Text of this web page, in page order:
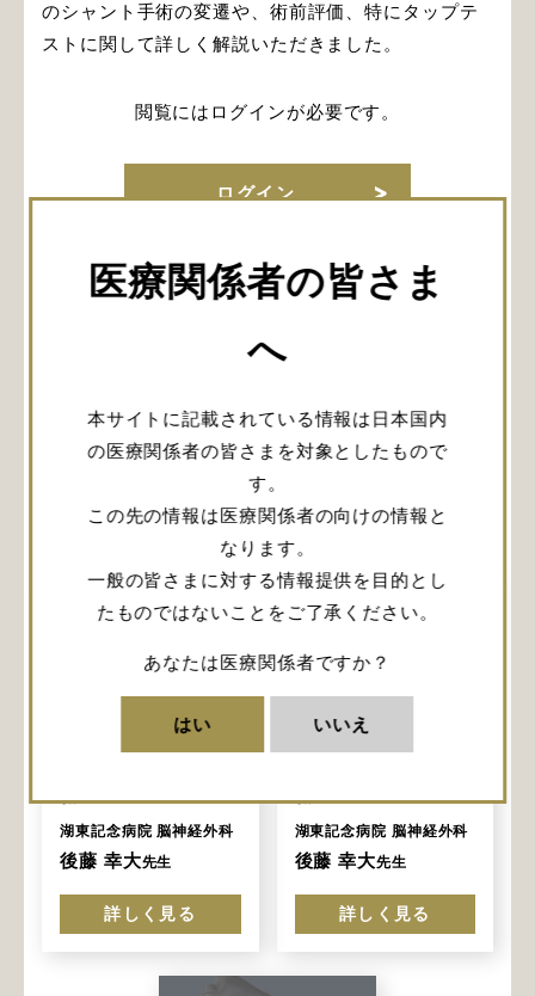
医療関係者の皆さま
へ
本サイトに記載されている情報は日本国内
の医療関係者の皆さまを対象としたもので
す。
この先の情報は医療関係者の向けの情報と
なります。
一般の皆さまに対する情報提供を目的とし
たものではないことをご了承ください。
あなたは医療関係者ですか？
はい いいえ
のシャント手術の変遷や、術前評価、特にタップテ
ストに関して詳しく解説いただきました。
閲覧にはログインが必要です。
ログイン
会員登録
URLをコピー
関連記事
湖東記念病院 脳神経外科
後藤 幸大先生
詳しく見る
湖東記念病院 脳神経外科
後藤 幸大先生
詳しく見る